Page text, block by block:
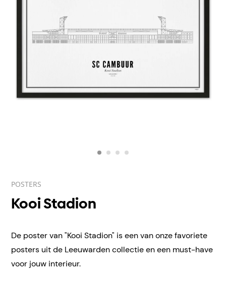
POSTERS
Kooi Stadion
De poster van "Kooi Stadion" is een van onze favoriete
posters uit de Leeuwarden collectie en een must-have
voor jouw interieur.